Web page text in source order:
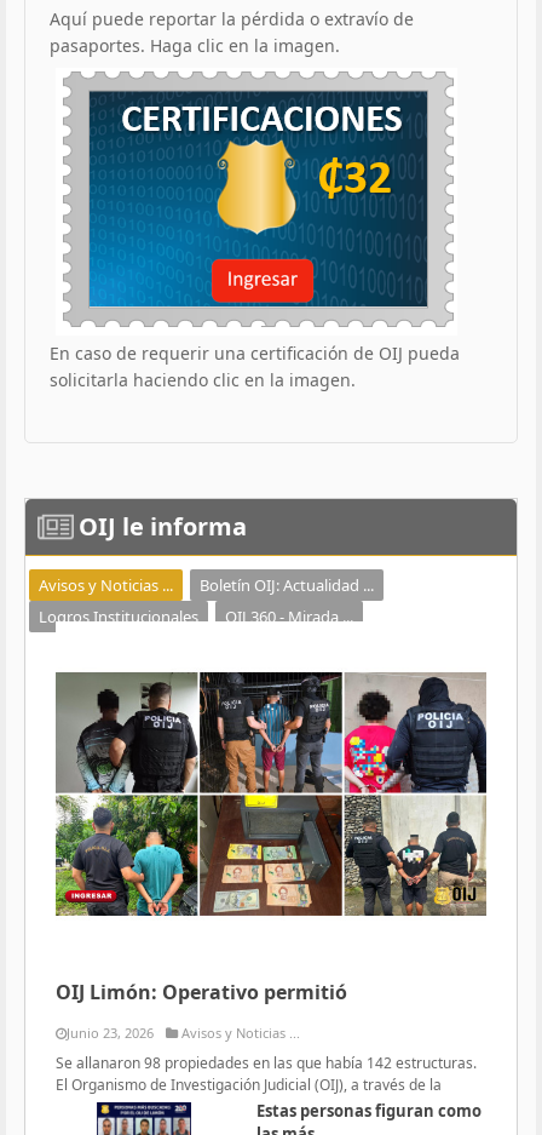
Aquí puede reportar la pérdida o extravío de
pasaportes. Haga clic en la imagen.
En caso de requerir una certificación de OIJ pueda
solicitarla haciendo clic en la imagen.
OIJ le informa
Avisos y Noticias ...
Boletín OIJ: Actualidad ...
Logros Institucionales
OIJ 360 - Mirada ...
OIJ Limón: Operativo permitió
Junio 23, 2026 Avisos y Noticias ...
Se allanaron 98 propiedades en las que había 142 estructuras.
El Organismo de Investigación Judicial (OIJ), a través de la
Estas personas figuran como